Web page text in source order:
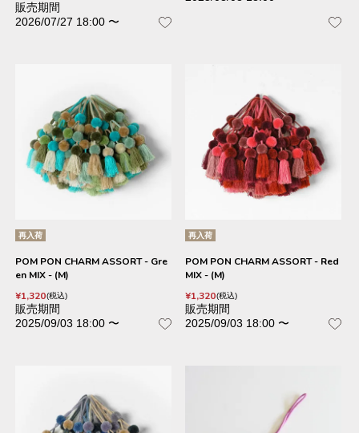
販売期間
2026/07/27 18:00 〜
再入荷
POM PON CHARM ASSORT - Gre
en MIX - (M)
¥1,320 税込
販売期間
2025/09/03 18:00 〜
再入荷
POM PON CHARM ASSORT - Red
MIX - (M)
¥1,320 税込
販売期間
2025/09/03 18:00 〜